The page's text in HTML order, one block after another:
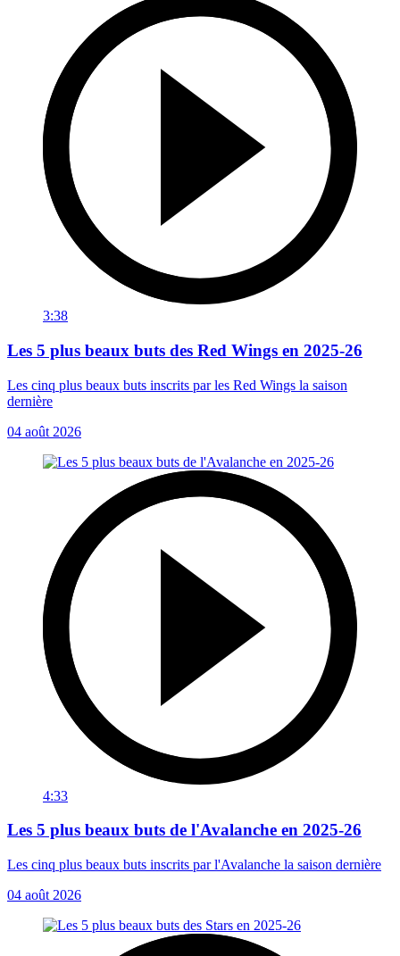
3:38
Les 5 plus beaux buts des Red Wings en 2025-26
Les cinq plus beaux buts inscrits par les Red Wings la saison
dernière
04 août 2026
4:33
Les 5 plus beaux buts de l'Avalanche en 2025-26
Les cinq plus beaux buts inscrits par l'Avalanche la saison dernière
04 août 2026